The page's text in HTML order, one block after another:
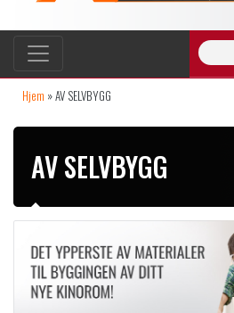
Hjem »AV SELVBYGG
AV SELVBYGG